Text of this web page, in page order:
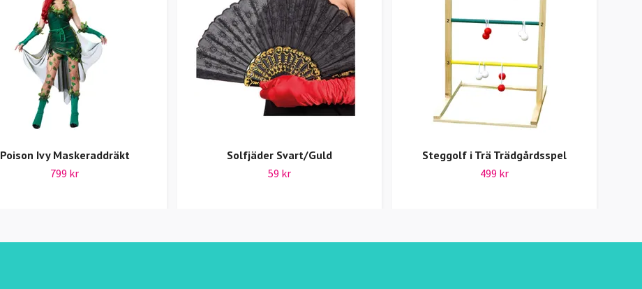
Poison Ivy Maskeraddräkt
799 kr
Solfjäder Svart/Guld
59 kr
Steggolf i Trä Trädgårdsspel
499 kr